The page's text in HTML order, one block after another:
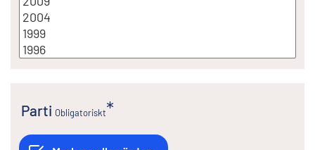
Parti Obligatoriskt